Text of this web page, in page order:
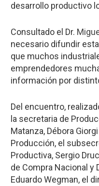
desarrollo productivo
Consultado el Dr.
necesario difundir
que muchos
emprendedores
información por
Del encuentro,
la secretaria de
Matanza, Débora
Producción, el
Productiva, Sergio
de Compra Nacional y
Eduardo Wegman, el